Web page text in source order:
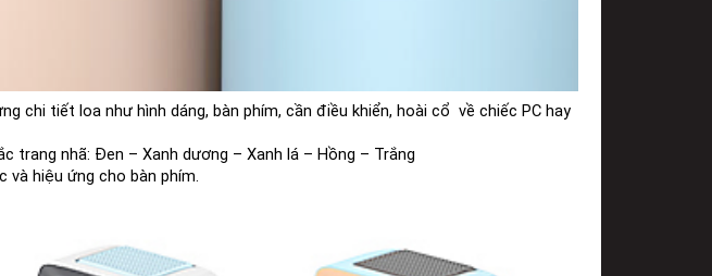
tiết loa như hình dáng, bàn phím, cần điều khiển, hoài cổ  về chiếc PC hay
trang nhã: Đen – Xanh dương – Xanh lá – Hồng – Trắng
và hiệu ứng cho bàn phím.